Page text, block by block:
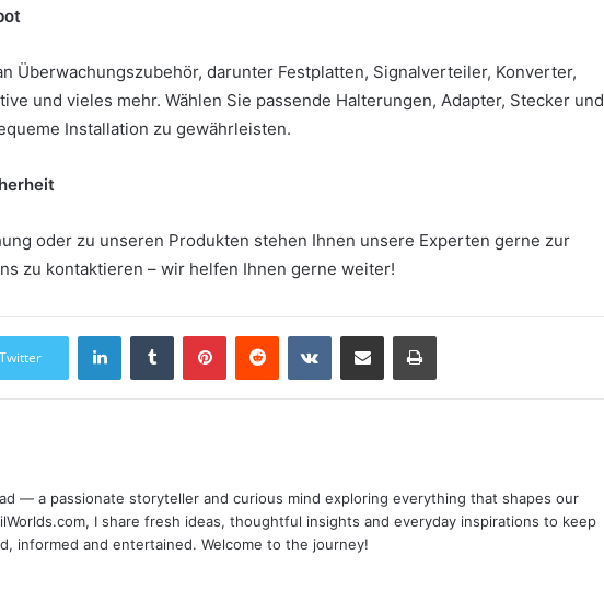
Überwachungszubehör, darunter Festplatten, Signalverteiler, Konverter,
und vieles mehr. Wählen Sie passende Halterungen, Adapter, Stecker und
Installation zu gewährleisten.
oder zu unseren Produkten stehen Ihnen unsere Experten gerne zur
zu kontaktieren – wir helfen Ihnen gerne weiter!
Twitter
LinkedInTumblr PinterestReddit VKontakteShare via Email Print
— a passionate storyteller and curious mind exploring everything that shapes our
I share fresh ideas, thoughtful insights and everyday inspirations to keep
informed and entertained. Welcome to the journey!